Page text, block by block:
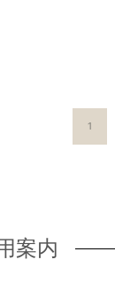
1
案内